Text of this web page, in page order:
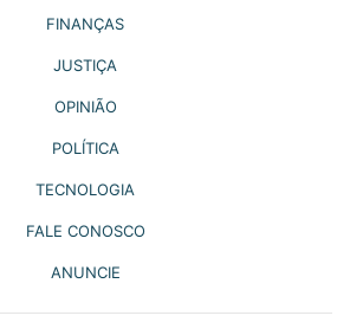
FINANÇAS
JUSTIÇA
OPINIÃO
POLÍTICA
TECNOLOGIA
FALE CONOSCO
ANUNCIE